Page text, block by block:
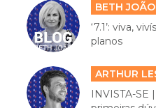
BETH JOÃO
‘7.1’: viva,
planos
ARTHUR
INVISTA-SE